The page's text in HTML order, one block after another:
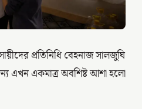
প্রতিনিধি বেহনাজ সালজুঘি
এখন একমাত্র অবশিষ্ট আশা হলো